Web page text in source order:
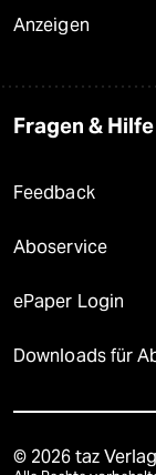
Anzeigen
Fragen & Hilfe
Feedback
Aboservice
ePaper Login
Downloads für
© 2026 taz